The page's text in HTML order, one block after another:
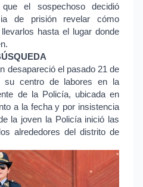
el sospechoso decidió
de prisión revelar cómo
hasta el lugar donde
desapareció el pasado 21 de
su centro de labores en la
de la Policía, ubicada en
a la fecha y por insistencia
la joven la Policía inició las
alrededores del distrito de